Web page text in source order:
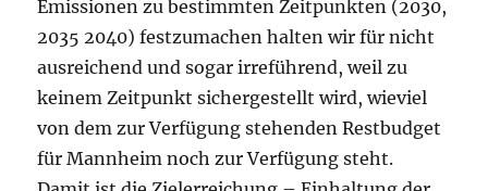
Emissionen zu bestimmten Zeitpunkten (2030,
2035 2040) festzumachen halten wir für nicht
ausreichend und sogar irreführend, weil zu
keinem Zeitpunkt sichergestellt wird, wieviel
von dem zur Verfügung stehenden Restbudget
für Mannheim noch zur Verfügung steht.